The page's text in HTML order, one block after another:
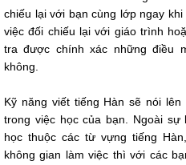
chiếu lại với bạn cùng lớp ngay
việc đối chiếu lại với giáo trình
tra được chính xác những điều
không.
Kỹ năng viết tiếng Hàn sẽ nói
trong việc học của bạn. Ngoài
học thuộc các từ vựng tiếng
không gian làm việc thì với các